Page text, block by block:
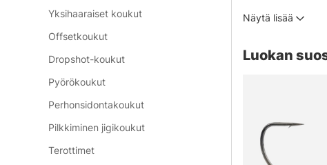
Yksihaaraiset koukut
Offsetkoukut
Dropshot-koukut
Pyörökoukut
Perhonsidontakoukut
Pilkkiminen jigikoukut
Terottimet
käyttää erilaisille
Näytä lisää
Luokan